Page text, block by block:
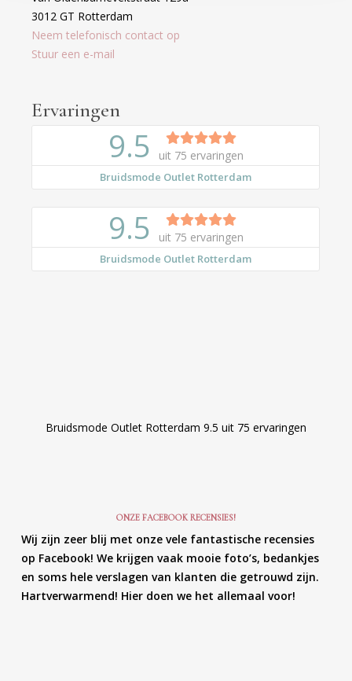
3012 GT Rotterdam
Neem telefonisch contact op
Stuur een e-mail
Ervaringen
Bruidsmode Outlet Rotterdam 9.5 uit 75 ervaringen
ONZE FACEBOOK RECENSIES!
Wij zijn zeer blij met onze vele fantastische recensies
op Facebook! We krijgen vaak mooie foto’s, bedankjes
en soms hele verslagen van klanten die getrouwd zijn.
Hartverwarmend! Hier doen we het allemaal voor!